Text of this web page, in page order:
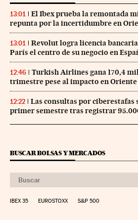
13:01
El Ibex prueba la remontada
repunta por la incertidumbre en
13:01
Revolut logra licencia
París el centro de su negocio en
12:46
Turkish Airlines gana 170,4
trimestre pese al impacto en
12:22
Las consultas por ciberestafas
primer semestre tras registrar
BUSCAR BOLSAS Y MERCADOS
IBEX 35 EUROSTOXX S&P 500